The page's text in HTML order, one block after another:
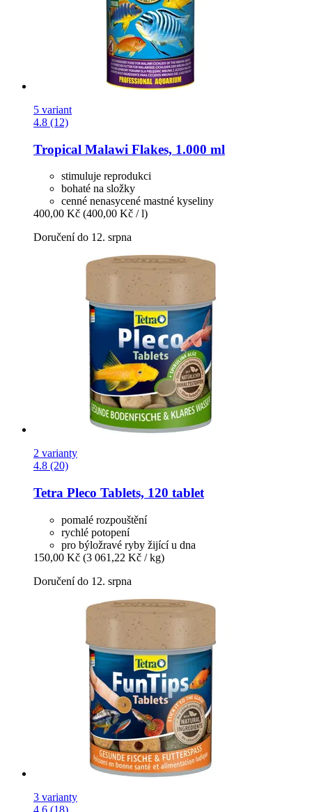
5 variant
4.8 (12)
Tropical Malawi Flakes, 1.000 ml
stimuluje reprodukci
bohaté na složky
cenné nenasycené mastné kyseliny
400,00 Kč (400,00 Kč / l)
Doručení do 12. srpna
2 varianty
4.8 (20)
Tetra Pleco Tablets, 120 tablet
pomalé rozpouštění
rychlé potopení
pro býložravé ryby žijící u dna
150,00 Kč (3 061,22 Kč / kg)
Doručení do 12. srpna
3 varianty
4.6 (18)